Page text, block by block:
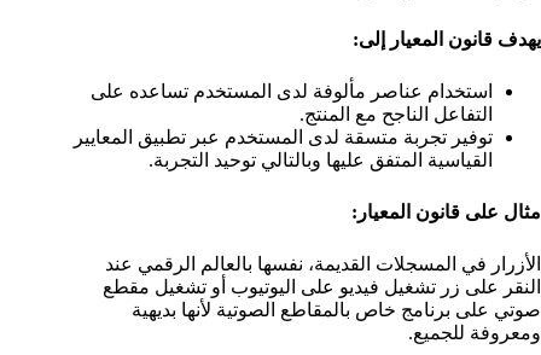
يهدف قانون المعيار إلى:
استخدام عناصر مألوفة لدى المستخدم تساعده على
التفاعل الناجح مع المنتج.
توفير تجربة متسقة لدى المستخدم عبر تطبيق المعايير
القياسية المتفق عليها وبالتالي توحيد التجربة.
مثال على قانون المعيار:
الأزرار في المسجلات القديمة، نفسها بالعالم الرقمي عند
النقر على زر تشغيل فيديو على اليوتيوب أو تشغيل مقطع
صوتي على برنامج خاص بالمقاطع الصوتية لأنها بديهية
ومعروفة للجميع.